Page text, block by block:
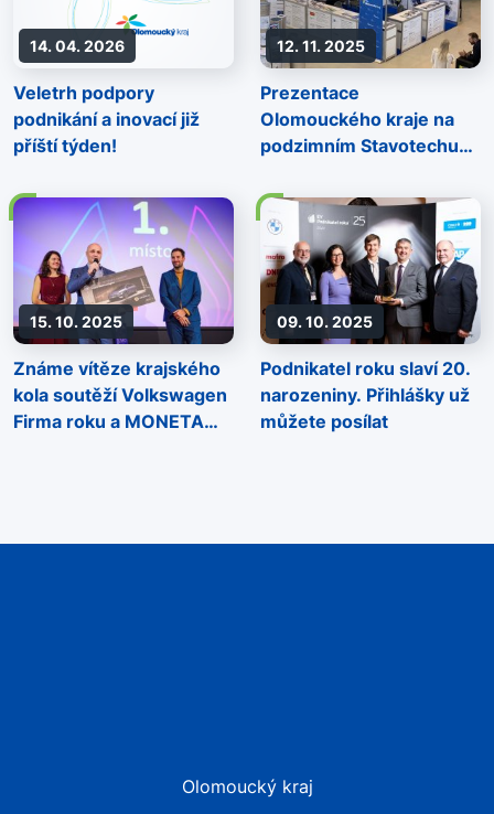
14. 04. 2026
Veletrh podpory
podnikání a inovací již
příští týden!
12. 11. 2025
Prezentace
Olomouckého kraje na
podzimním Stavotechu
15. 10. 2025
Známe vítěze krajského
kola soutěží Volkswagen
Firma roku a MONETA
09. 10. 2025
Podnikatel roku slaví 20.
narozeniny. Přihlášky už
můžete posílat
Olomoucký kraj